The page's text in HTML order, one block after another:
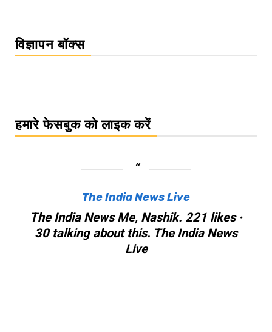
विज्ञापन बॉक्स
हमारे फेसबुक को लाइक करें
The India News Live
The India News Me, Nashik. 221 likes ·
30 talking about this. The India News
Live